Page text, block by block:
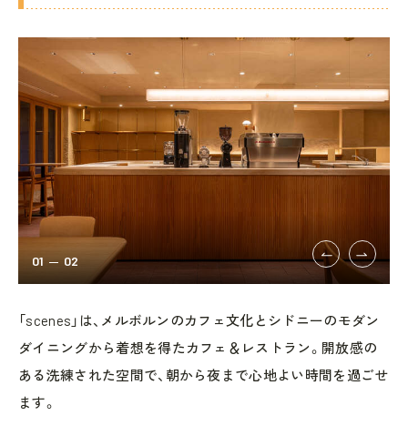
01 02
「scenes」は、メルボルンのカフェ文化とシドニーのモダン
ダイニングから着想を得たカフェ＆レストラン。開放感の
ある洗練された空間で、朝から夜まで心地よい時間を過ごせ
ます。